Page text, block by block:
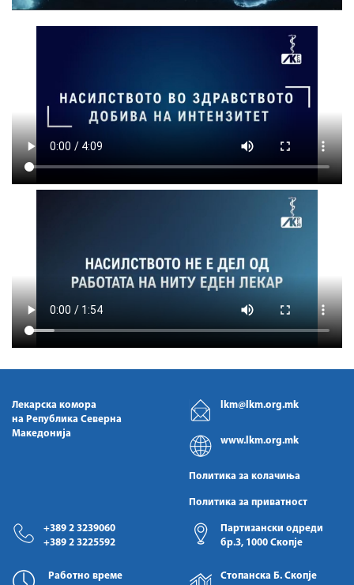
Лекарска комора
на Република Северна
Македонија
lkm@lkm.org.mk
www.lkm.org.mk
Политика за колачиња
Политика за приватност
+389 2 3239060
+389 2 3225592
Партизански одреди
бр.3, 1000 Скопје
Работно време Стопанска Б. Скопје